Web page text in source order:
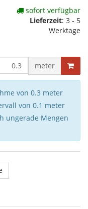
sofort verfügbar
Lieferzeit: 3 - 5
Werktage
meter
von 0.3 meter
von 0.1 meter
ungerade Mengen